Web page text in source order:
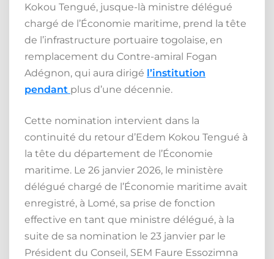
Kokou Tengué, jusque-là ministre délégué
chargé de l’Économie maritime, prend la tête
de l’infrastructure portuaire togolaise, en
remplacement du Contre-amiral Fogan
Adégnon, qui aura dirigé l’institution
pendant plus d’une décennie.
Cette nomination intervient dans la
continuité du retour d’Edem Kokou Tengué à
la tête du département de l’Économie
maritime. Le 26 janvier 2026, le ministère
délégué chargé de l’Économie maritime avait
enregistré, à Lomé, sa prise de fonction
effective en tant que ministre délégué, à la
suite de sa nomination le 23 janvier par le
Président du Conseil, SEM Faure Essozimna